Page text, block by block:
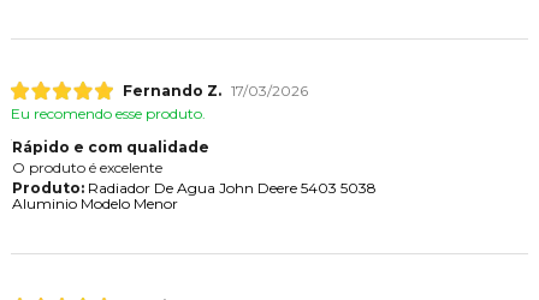
Fernando Z. 17/03/2026
Eu recomendo esse produto.
Rápido e com qualidade
O produto é excelente
Produto:Radiador De Agua John Deere 5403 5038
Aluminio Modelo Menor